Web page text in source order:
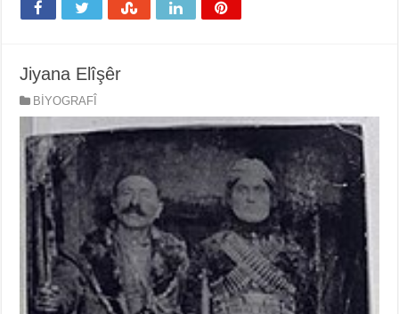
Jiyana Elîşêr
BİYOGRAFÎ